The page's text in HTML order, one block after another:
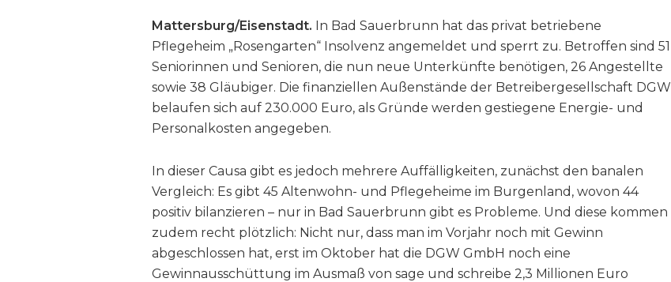
Mattersburg/Eisenstadt. In Bad Sauerbrunn hat das privat betriebene
Pflegeheim „Rosengarten“ Insolvenz angemeldet und sperrt zu. Betroffen sind 51
Seniorinnen und Senioren, die nun neue Unterkünfte benötigen, 26 Angestellte
sowie 38 Gläubiger. Die finanziellen Außenstände der Betreibergesellschaft DGW
belaufen sich auf 230.000 Euro, als Gründe werden gestiegene Energie- und
Personalkosten angegeben.
In dieser Causa gibt es jedoch mehrere Auffälligkeiten, zunächst den banalen
Vergleich: Es gibt 45 Altenwohn- und Pflegeheime im Burgenland, wovon 44
positiv bilanzieren – nur in Bad Sauerbrunn gibt es Probleme. Und diese kommen
zudem recht plötzlich: Nicht nur, dass man im Vorjahr noch mit Gewinn
abgeschlossen hat, erst im Oktober hat die DGW GmbH noch eine
Gewinnausschüttung im Ausmaß von sage und schreibe 2,3 Millionen Euro